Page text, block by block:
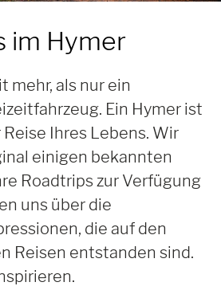
im Hymer
mehr, als nur ein
Ein Hymer ist
Ihres Lebens. Wir
einigen bekannten
Roadtrips zur Verfügung
uns über die
die auf den
Reisen entstanden sind.